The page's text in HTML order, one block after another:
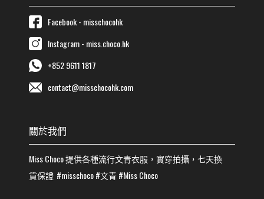
Facebook - misschocohk
Instagram - miss.choco.hk
+852 9611 1817
contact@misschocohk.com
關於我們
Miss Choco提供各種流行文青衣服，實穿拍攝，七天換
貨保證 #misschoco#文青#Miss Choco